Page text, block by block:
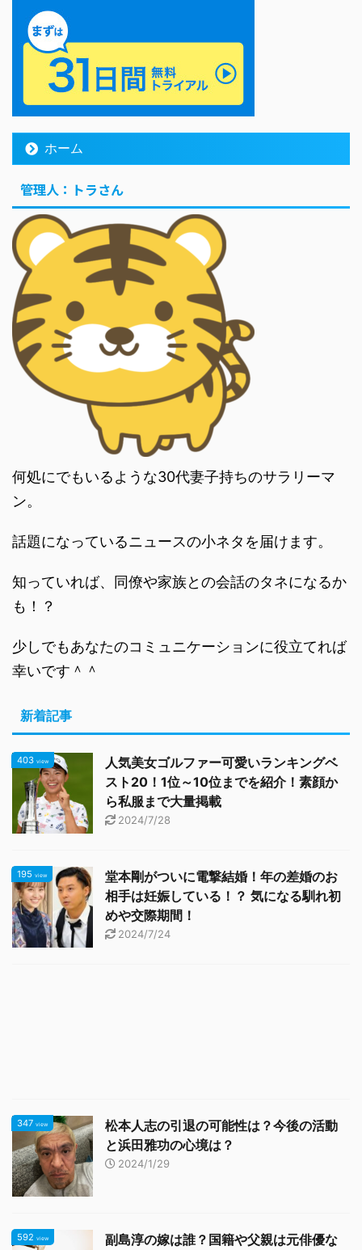
ホーム
管理人：トラさん
何処にでもいるような30代妻子持ちのサラリーマ
ン。
話題になっているニュースの小ネタを届けます。
知っていれば、同僚や家族との会話のタネになるか
も！？
少しでもあなたのコミュニケーションに役立てれば
幸いです＾＾
新着記事
403 view
人気美女ゴルファー可愛いランキングベ
スト20！1位～10位までを紹介！素顔か
ら私服まで大量掲載
2024/7/28
195 view
堂本剛がついに電撃結婚！年の差婚のお
相手は妊娠している！？ 気になる馴れ初
めや交際期間！
2024/7/24
347 view
松本人志の引退の可能性は？今後の活動
と浜田雅功の心境は？
2024/1/29
592 view
副島淳の嫁は誰？国籍や父親は元俳優な